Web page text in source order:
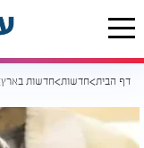
דף הבית חדשות חדשות בארץ